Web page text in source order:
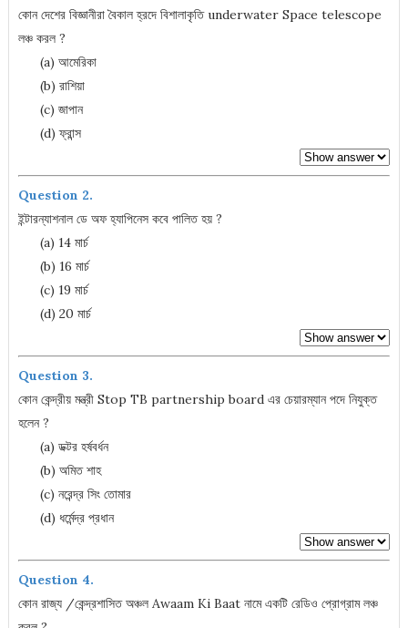
কোন দেশের বিজ্ঞানীরা বৈকাল হ্রদে বিশালাকৃতি underwater Space telescope
লঞ্চ করল ?
(a) আমেরিকা
(b) রাশিয়া
(c) জাপান
(d) ফ্রান্স
Question 2.
ইন্টারন্যাশনাল ডে অফ হ্যাপিনেস কবে পালিত হয় ?
(a) 14 মার্চ
(b) 16 মার্চ
(c) 19 মার্চ
(d) 20 মার্চ
Question 3.
কোন কেন্দ্রীয় মন্ত্রী Stop TB partnership board এর চেয়ারম্যান পদে নিযুক্ত
হলেন ?
(a) ডক্টর হর্ষবর্ধন
(b) অমিত শাহ
(c) নরেন্দ্র সিং তোমার
(d) ধর্মেন্দ্র প্রধান
Question 4.
কোন রাজ্য /কেন্দ্রশাসিত অঞ্চল Awaam Ki Baat নামে একটি রেডিও প্রোগ্রাম লঞ্চ